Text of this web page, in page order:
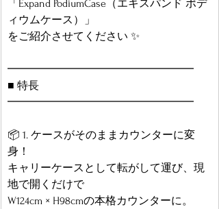
「Expand PodiumCase（エキスパンド ポデ
ィウムケース）」
をご紹介させてください ✨
━━━━━━━━━━━━━━━━━
■ 特長
━━━━━━━━━━━━━━━━━
📦 1. ケースがそのままカウンターに変
身！
キャリーケースとして転がして運び、現
地で開くだけで
W124cm × H98cmの本格カウンターに。